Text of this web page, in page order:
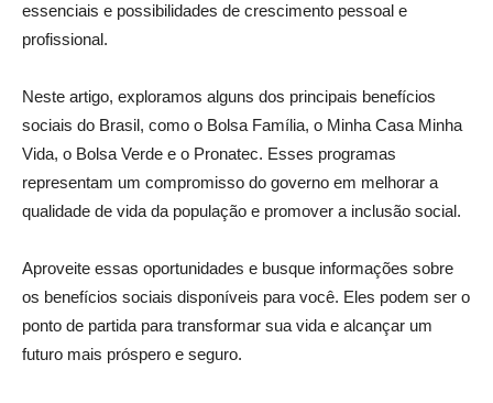
essenciais e possibilidades de crescimento pessoal e
profissional.
Neste artigo, exploramos alguns dos principais benefícios
sociais do Brasil, como o Bolsa Família, o Minha Casa Minha
Vida, o Bolsa Verde e o Pronatec. Esses programas
representam um compromisso do governo em melhorar a
qualidade de vida da população e promover a inclusão social.
Aproveite essas oportunidades e busque informações sobre
os benefícios sociais disponíveis para você. Eles podem ser o
ponto de partida para transformar sua vida e alcançar um
futuro mais próspero e seguro.